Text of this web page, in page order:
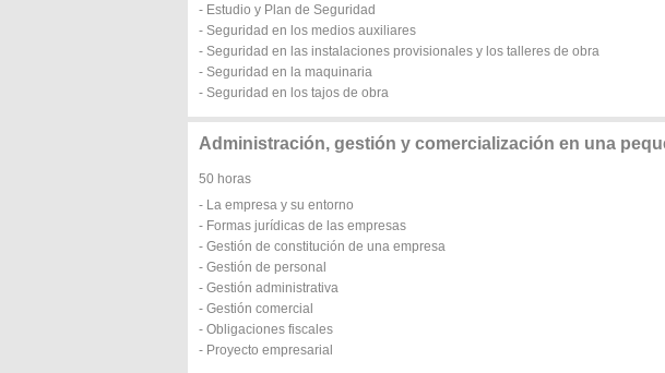
- Estudio y Plan de Seguridad
- Seguridad en los medios auxiliares
- Seguridad en las instalaciones provisionales y los talleres de obra
- Seguridad en la maquinaria
- Seguridad en los tajos de obra
Administración, gestión y comercialización en una
50 horas
- La empresa y su entorno
- Formas jurídicas de las empresas
- Gestión de constitución de una empresa
- Gestión de personal
- Gestión administrativa
- Gestión comercial
- Obligaciones fiscales
- Proyecto empresarial